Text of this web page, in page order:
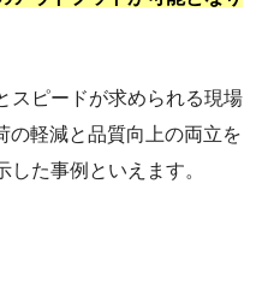
スピードが求められる現場
の軽減と品質向上の両立を
た事例といえます。